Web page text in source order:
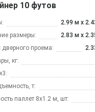
10 футов
2.99 м x
размеры:
2.83 м x
проема:
кг:
т:
паллет 8х1.2 м, шт: